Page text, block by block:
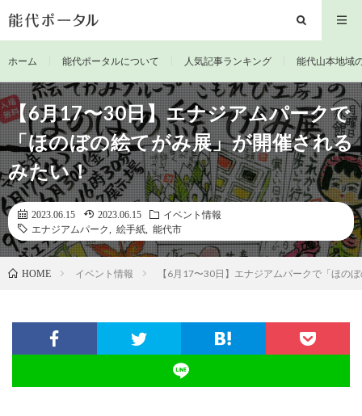
ホーム 能代ポータルについて 人気記事ランキング 能代山本地域
【6月17〜30日】エナジアムパークで
「ほのぼの絵てがみ展」が開催される
みたい！
2023.06.15 2023.06.15
イベント情報
エナジアムパーク
絵手紙 能代市
HOME イベント情報 【6月17〜30日】エナジアムパークで「ほの